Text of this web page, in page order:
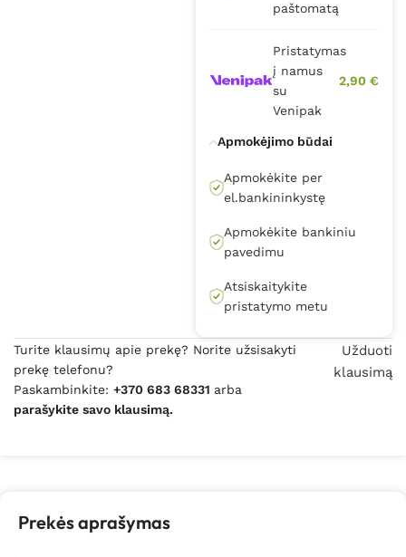
paštomatą
Pristatymas
į namus
su
Venipak
2,90 €
Apmokėjimo būdai
Apmokėkite per
el.bankininkystę
Apmokėkite bankiniu
pavedimu
Atsiskaitykite
pristatymo metu
Turite klausimų apie prekę? Norite užsisakyti
prekę telefonu?
Paskambinkite: +370 683 68331 arba
parašykite savo klausimą.
Užduoti
klausimą
Prekės aprašymas